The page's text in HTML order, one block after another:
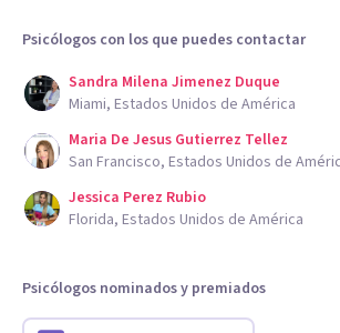
Psicólogos con los que puedes contactar
Sandra Milena Jimenez Duque
Miami, Estados Unidos de América
Maria De Jesus Gutierrez Tellez
San Francisco, Estados Unidos de
Jessica Perez Rubio
Florida, Estados Unidos de América
Psicólogos nominados y premiados